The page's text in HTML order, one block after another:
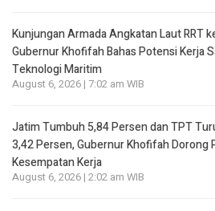
Kunjungan Armada Angkatan Laut RRT
Gubernur Khofifah Bahas Potensi Kerja
Teknologi Maritim
August 6, 2026 | 7:02 am WIB
Jatim Tumbuh 5,84 Persen dan TPT
3,42 Persen, Gubernur Khofifah Dorong
Kesempatan Kerja
August 6, 2026 | 2:02 am WIB